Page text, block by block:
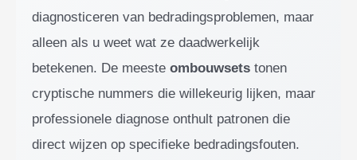
diagnosticeren van bedradingsproblemen, maar
alleen als u weet wat ze daadwerkelijk
betekenen. De meeste ombouwsets tonen
cryptische nummers die willekeurig lijken, maar
professionele diagnose onthult patronen die
direct wijzen op specifieke bedradingsfouten.